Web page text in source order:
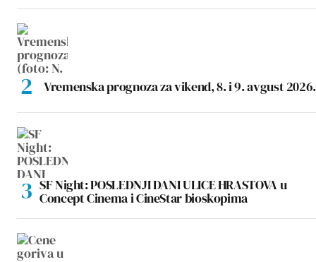
Vremenska prognoza za vikend, 8. i 9. avgust 2026.
SF Night: POSLEDNJI DANI ULICE HRASTOVA u
Concept Cinema i CineStar bioskopima